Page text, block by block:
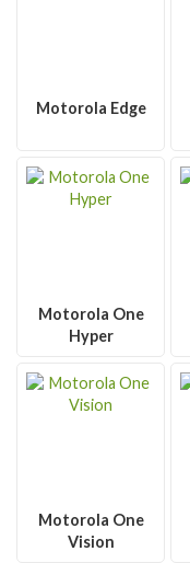
Motorola Edge
Motorola One
Hyper
Motorola One
Vision